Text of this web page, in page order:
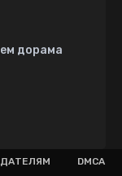
дорама
DMCA